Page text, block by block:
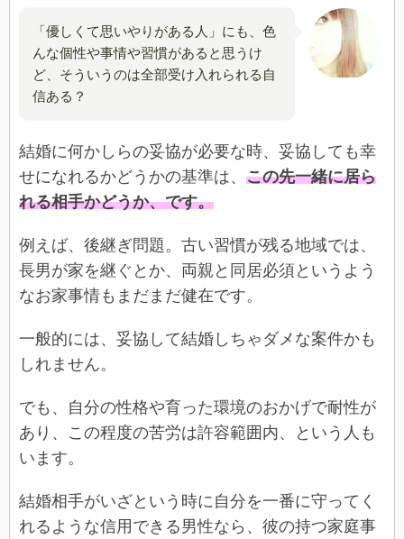
「優しくて思いやりがある人」にも、色
んな個性や事情や習慣があると思うけ
ど、そういうのは全部受け入れられる自
信ある？
結婚に何かしらの妥協が必要な時、妥協しても幸
せになれるかどうかの基準は、 この先一緒に居ら
れる相手かどうか、です。
例えば、後継ぎ問題。古い習慣が残る地域では、
長男が家を継ぐとか、両親と同居必須というよう
なお家事情もまだまだ健在です。
一般的には、妥協して結婚しちゃダメな案件かも
しれません。
でも、自分の性格や育った環境のおかげで耐性が
あり、この程度の苦労は許容範囲内、という人も
います。
結婚相手がいざという時に自分を一番に守ってく
れるような信用できる男性なら、彼の持つ家庭事